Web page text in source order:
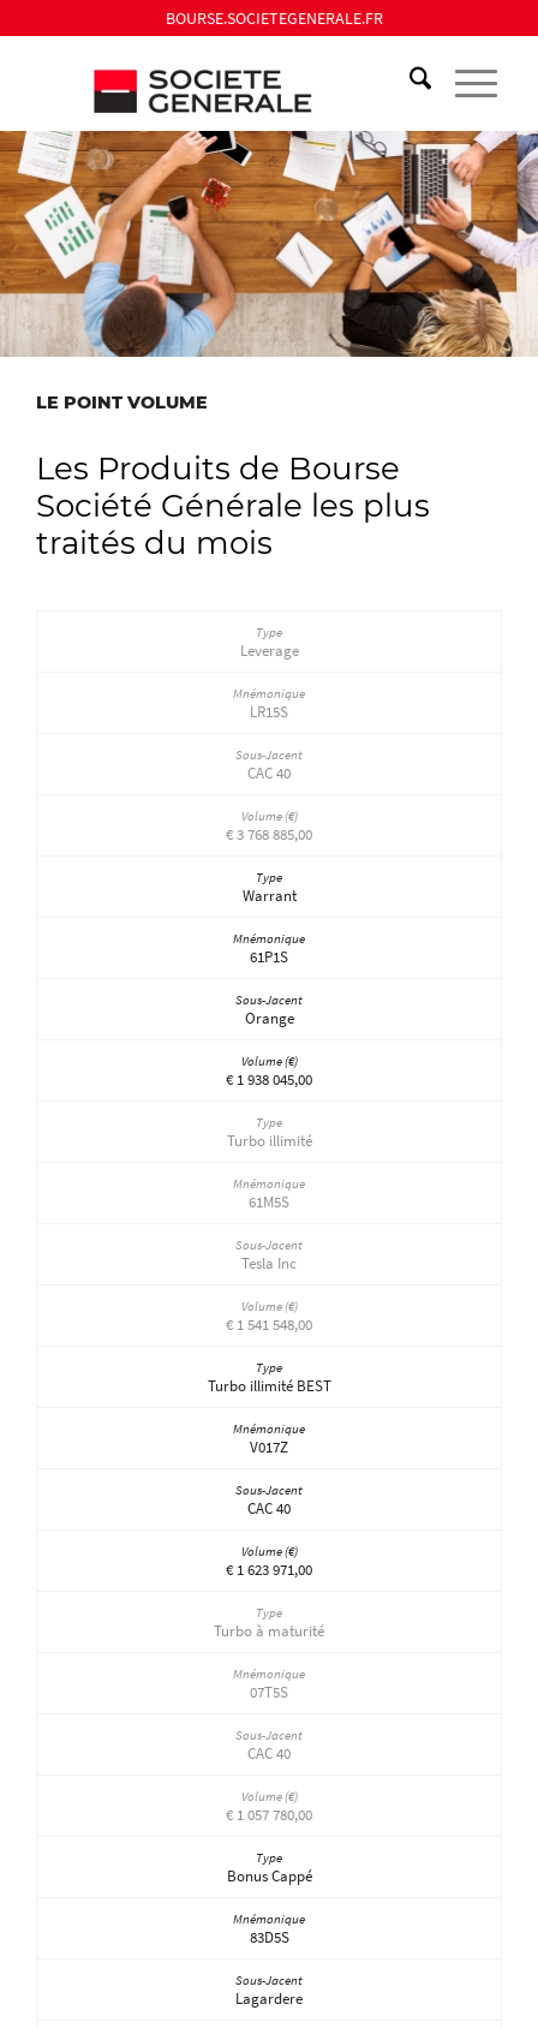
BOURSE.SOCIETEGENERALE.FR
LE POINT VOLUME
Les Produits de Bourse
Société Générale les plus
traités du mois
Leverage
LR15S
CAC 40
€ 3 768 885,00
Warrant
61P1S
Orange
€ 1 938 045,00
Turbo illimité
61M5S
Tesla Inc
€ 1 541 548,00
Turbo illimité BEST
V017Z
CAC 40
€ 1 623 971,00
Turbo à maturité
07T5S
CAC 40
€ 1 057 780,00
Bonus Cappé
83D5S
Lagardere